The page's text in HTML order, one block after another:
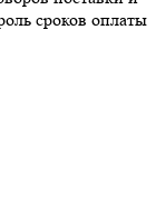
сроков оплаты